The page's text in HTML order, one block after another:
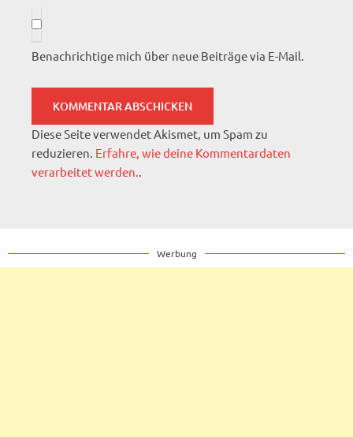
Benachrichtige mich über neue Beiträge via E-Mail.
Diese Seite verwendet Akismet, um Spam zu
reduzieren. Erfahre, wie deine Kommentardaten
verarbeitet werden..
Werbung